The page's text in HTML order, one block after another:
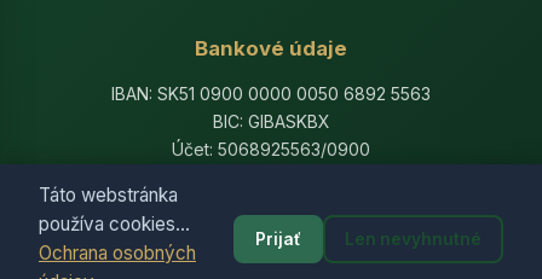
Táto webstránka
používa cookies...
Ochrana osobných
Prijať Len nevyhnutné
Bankové údaje
IBAN: SK51 0900 0000 0050 6892 5563
BIC: GIBASKBX
Účet: 5068925563/0900